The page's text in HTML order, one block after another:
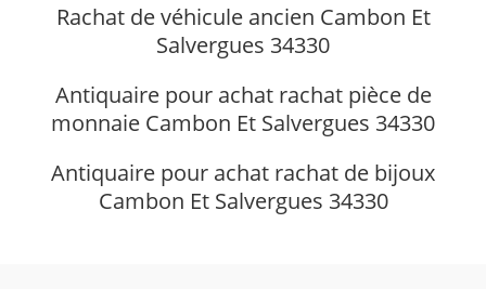
Rachat de véhicule ancien Cambon Et
Salvergues 34330
Antiquaire pour achat rachat pièce de
monnaie Cambon Et Salvergues 34330
Antiquaire pour achat rachat de bijoux
Cambon Et Salvergues 34330